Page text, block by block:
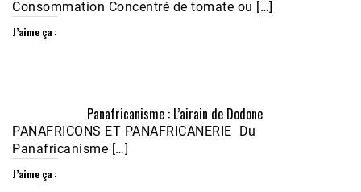
Consommation Concentré de tomate ou […]
J’aime ça :
Panafricanisme : L’airain de Dodone
PANAFRICONS ET PANAFRICANERIE Du
Panafricanisme […]
J’aime ça :